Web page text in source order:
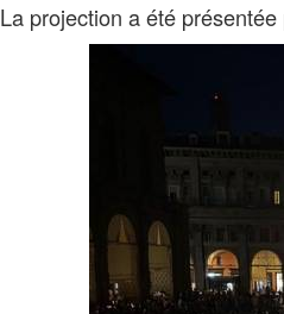
La projection a été